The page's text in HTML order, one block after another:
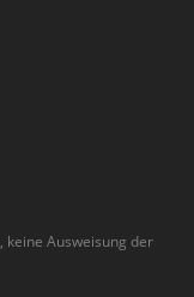
, keine Ausweisung der